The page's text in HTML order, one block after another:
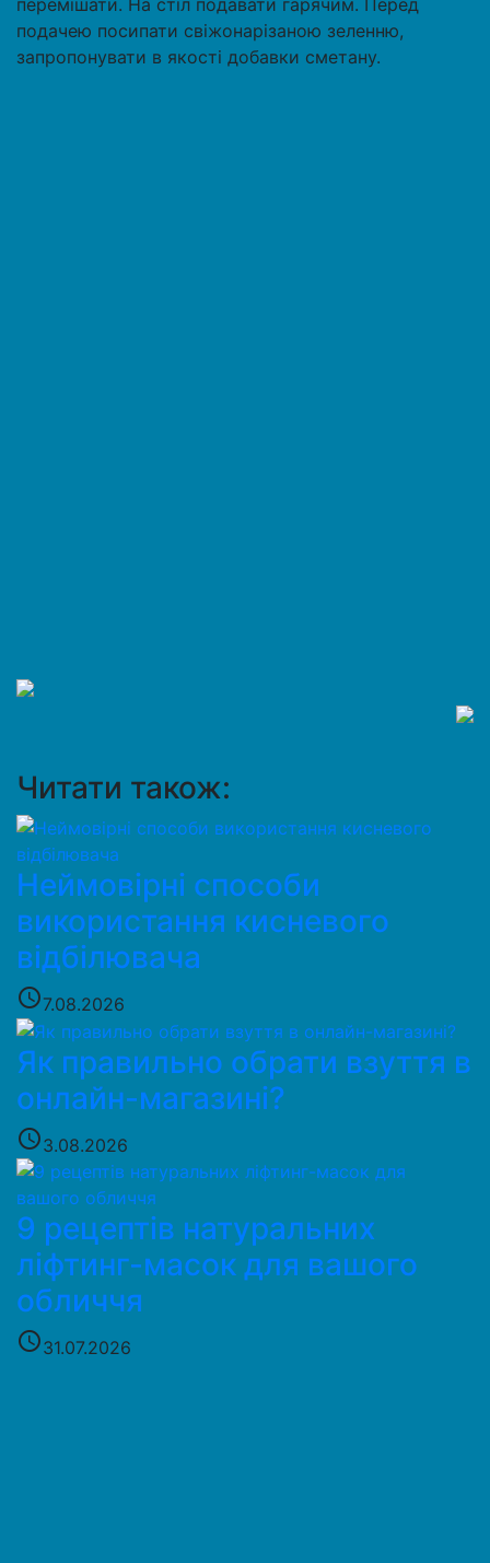
подачею посипати свіжонарізаною зеленню,
запропонувати в якості добавки сметану.
Читати також:
Неймовірні способи
використання кисневого
відбілювача
access_time7.08.2026
Як правильно обрати взуття в
онлайн-магазині?
access_time3.08.2026
9 рецептів натуральних
ліфтинг-масок для вашого
обличчя
access_time31.07.2026